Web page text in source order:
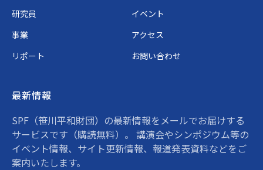
研究員
イベント
事業
アクセス
リポート
お問い合わせ
最新情報
SPF（笹川平和財団）の最新情報をメールでお届けする
サービスです（購読無料）。 講演会やシンポジウム等の
イベント情報、サイト更新情報、報道発表資料などをご
案内いたします。